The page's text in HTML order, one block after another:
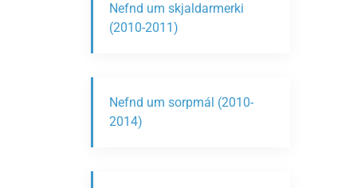
Nefnd um skjaldarmerki
(2010-2011)
Nefnd um sorpmál (2010-
2014)